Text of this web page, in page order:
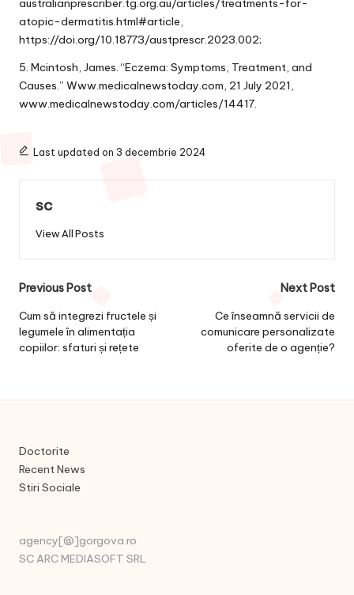
australianprescriber.tg.org.au/articles/treatments-for-
atopic-dermatitis.html#article,
https://doi.org/10.18773/austprescr.2023.002;
5. Mcintosh, James. “Eczema: Symptoms, Treatment, and
Causes.” Www.medicalnewstoday.com, 21 July 2021,
www.medicalnewstoday.com/articles/14417.
Last updated on 3 decembrie 2024
sc
View All Posts
Post
navigation
Previous Post
Cum să integrezi fructele și
legumele în alimentația
copiilor: sfaturi și rețete
Next Post
Ce înseamnă servicii de
comunicare personalizate
oferite de o agenție?
Doctorite
Recent News
Stiri Sociale
agency[@]gorgova.ro
SC ARC MEDIASOFT SRL